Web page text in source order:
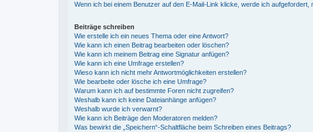
Wenn ich bei einem Benutzer auf den E-Mail-Link klicke, werde ich aufgefordert,
Beiträge schreiben
Wie erstelle ich ein neues Thema oder eine Antwort?
Wie kann ich einen Beitrag bearbeiten oder löschen?
Wie kann ich meinem Beitrag eine Signatur anfügen?
Wie kann ich eine Umfrage erstellen?
Wieso kann ich nicht mehr Antwortmöglichkeiten erstellen?
Wie bearbeite oder lösche ich eine Umfrage?
Warum kann ich auf bestimmte Foren nicht zugreifen?
Weshalb kann ich keine Dateianhänge anfügen?
Weshalb wurde ich verwarnt?
Wie kann ich Beiträge den Moderatoren melden?
Was bewirkt die „Speichern“-Schaltfläche beim Schreiben eines Beitrags?